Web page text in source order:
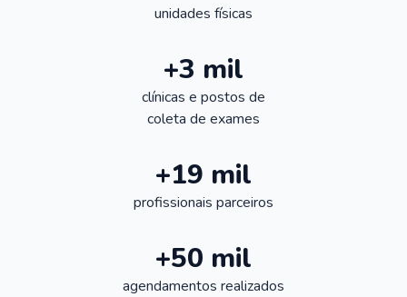
unidades físicas
+3 mil
clínicas e postos de
coleta de exames
+19 mil
profissionais parceiros
+50 mil
agendamentos realizados